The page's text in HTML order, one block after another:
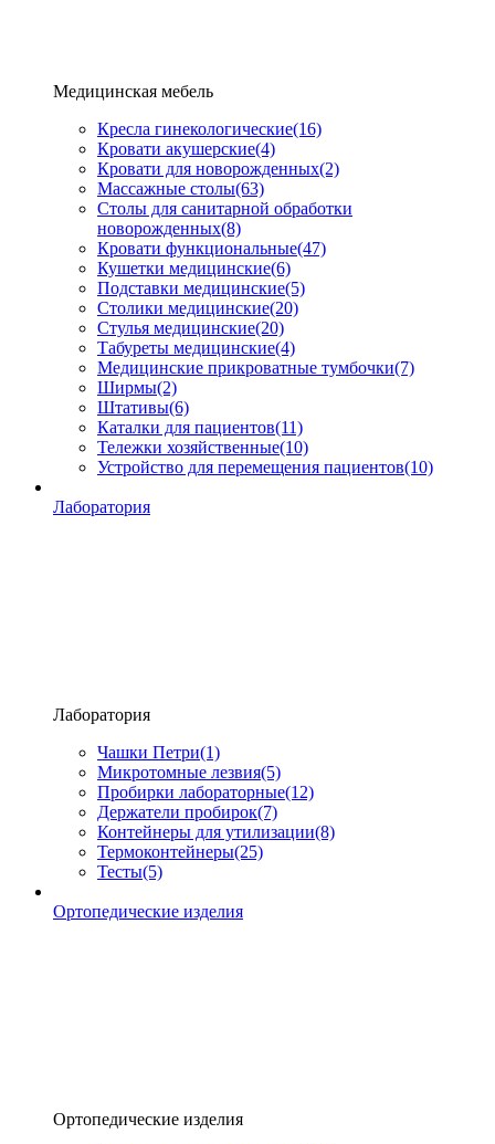
Медицинская мебель
Кресла гинекологические(16)
Кровати акушерские(4)
Кровати для новорожденных(2)
Массажные столы(63)
Столы для санитарной обработки
новорожденных(8)
Кровати функциональные(47)
Кушетки медицинские(6)
Подставки медицинские(5)
Столики медицинские(20)
Стулья медицинские(20)
Табуреты медицинские(4)
Медицинские прикроватные тумбочки(7)
Ширмы(2)
Штативы(6)
Каталки для пациентов(11)
Тележки хозяйственные(10)
Устройство для перемещения пациентов(10)
Лаборатория
Лаборатория
Чашки Петри(1)
Микротомные лезвия(5)
Пробирки лабораторные(12)
Держатели пробирок(7)
Контейнеры для утилизации(8)
Термоконтейнеры(25)
Тесты(5)
Ортопедические изделия
Ортопедические изделия